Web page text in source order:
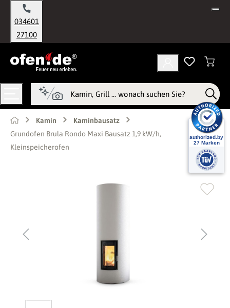
springen
034601
27100
Kamin
Kaminbausatz
Grundofen Brula Rondo Maxi Bausatz 1,9 kW/h,
Kleinspeicherofen